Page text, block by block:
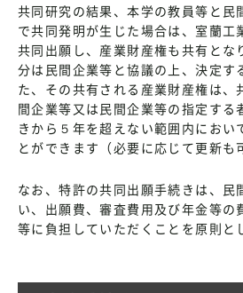
共同研究の結果、本学の教員等と民
で共同発明が生じた場合は、室蘭工
共同出願し、産業財産権も共有とな
分は民間企業等と協議の上、決定す
た、その共有される産業財産権は、
間企業等又は民間企業等の指定する
きから５年を超えない範囲内におい
とができます（必要に応じて更新も
なお、特許の共同出願手続きは、民
い、出願費、審査費用及び年金等の
等に負担していただくことを原則と